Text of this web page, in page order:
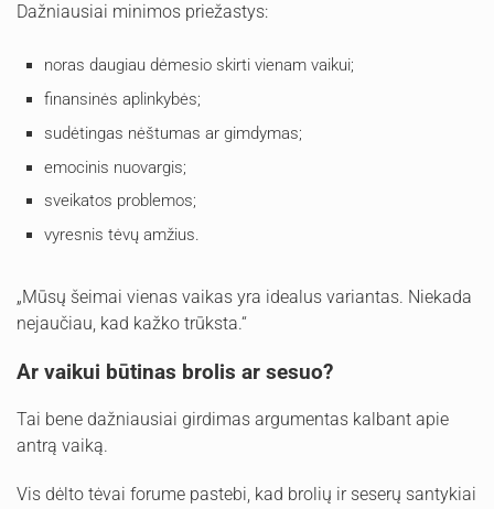
Dažniausiai minimos priežastys:
noras daugiau dėmesio skirti vienam vaikui;
finansinės aplinkybės;
sudėtingas nėštumas ar gimdymas;
emocinis nuovargis;
sveikatos problemos;
vyresnis tėvų amžius.
„Mūsų šeimai vienas vaikas yra idealus variantas. Niekada
nejaučiau, kad kažko trūksta.“
Ar vaikui būtinas brolis ar sesuo?
Tai bene dažniausiai girdimas argumentas kalbant apie
antrą vaiką.
Vis dėlto tėvai forume pastebi, kad brolių ir seserų santykiai